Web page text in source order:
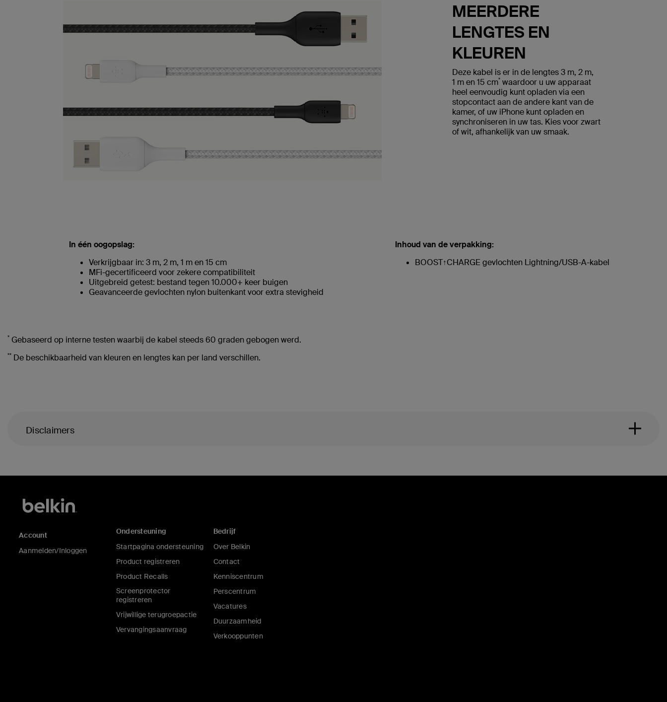
MEERDERE
LENGTES EN
KLEUREN
Deze kabel is er in de lengtes 3 m, 2 m,
1 m en 15 cm*waardoor u uw apparaat
heel eenvoudig kunt opladen via een
stopcontact aan de andere kant van de
kamer, of uw iPhone kunt opladen en
synchroniseren in uw tas. Kies voor zwart
of wit, afhankelijk van uw smaak.
In één oogopslag:
Verkrijgbaar in: 3 m, 2 m, 1 m en 15 cm
MFi-gecertificeerd voor zekere compatibiliteit
Uitgebreid getest: bestand tegen 10.000+ keer buigen
Geavanceerde gevlochten nylon buitenkant voor extra stevigheid
Inhoud van de verpakking:
BOOST↑CHARGE gevlochten Lightning/USB-A-kabel
* Gebaseerd op interne testen waarbij de kabel steeds 60 graden gebogen werd.
** De beschikbaarheid van kleuren en lengtes kan per land verschillen.
Disclaimers
Account
Aanmelden/Inloggen
Ondersteuning
Startpagina ondersteuning
Product registreren
Product Recalls
Screenprotector
registreren
Vrijwillige terugroepactie
Vervangingsaanvraag
Bedrijf
Over Belkin
Contact
Kenniscentrum
Perscentrum
Vacatures
Duurzaamheid
Verkooppunten